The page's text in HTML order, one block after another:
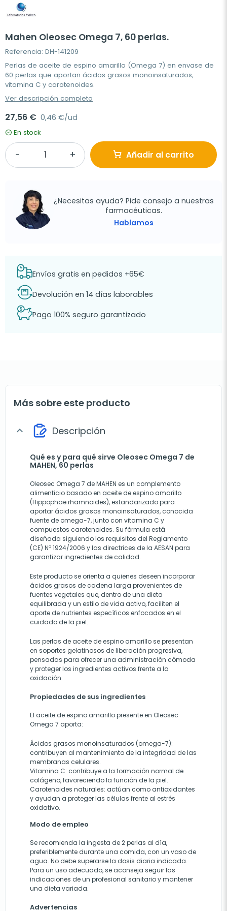
Mahen Oleosec Omega 7, 60 perlas.
Referencia: DH-141209
Perlas de aceite de espino amarillo (Omega 7) en envase de
60 perlas que aportan ácidos grasos monoinsaturados,
vitamina C y carotenoides.
Ver descripción completa
27,56 € 0,46 €/ud
En stock
Añadir al carrito
¿Necesitas ayuda? Pide consejo a nuestras
farmacéuticas.
Hablamos
Envíos gratis en pedidos +65€
Devolución en 14 días laborables
Pago 100% seguro garantizado
Más sobre este producto
expand_more Descripción
Qué es y para qué sirve Oleosec Omega 7 de
MAHEN, 60 perlas
Oleosec Omega 7 de MAHEN es un complemento
alimenticio basado en aceite de espino amarillo
(Hippophae rhamnoides), estandarizado para
aportar ácidos grasos monoinsaturados, conocida
fuente de omega-7, junto con vitamina C y
compuestos carotenoides. Su fórmula está
diseñada siguiendo los requisitos del Reglamento
(CE) Nº 1924/2006 y las directrices de la AESAN para
garantizar ingredientes de calidad.
Este producto se orienta a quienes deseen incorporar
ácidos grasos de cadena larga provenientes de
fuentes vegetales que, dentro de una dieta
equilibrada y un estilo de vida activo, faciliten el
aporte de nutrientes específicos enfocados en el
cuidado de la piel.
Las perlas de aceite de espino amarillo se presentan
en soportes gelatinosos de liberación progresiva,
pensadas para ofrecer una administración cómoda
y proteger los ingredientes activos frente a la
oxidación.
Propiedades de sus ingredientes
El aceite de espino amarillo presente en Oleosec
Omega 7 aporta:
Ácidos grasos monoinsaturados (omega-7):
contribuyen al mantenimiento de la integridad de las
membranas celulares.
Vitamina C: contribuye a la formación normal de
colágeno, favoreciendo la función de la piel.
Carotenoides naturales: actúan como antioxidantes
y ayudan a proteger las células frente al estrés
oxidativo.
Modo de empleo
Se recomienda la ingesta de 2 perlas al día,
preferiblemente durante una comida, con un vaso de
agua. No debe superarse la dosis diaria indicada.
Para un uso adecuado, se aconseja seguir las
indicaciones de un profesional sanitario y mantener
una dieta variada.
Advertencias